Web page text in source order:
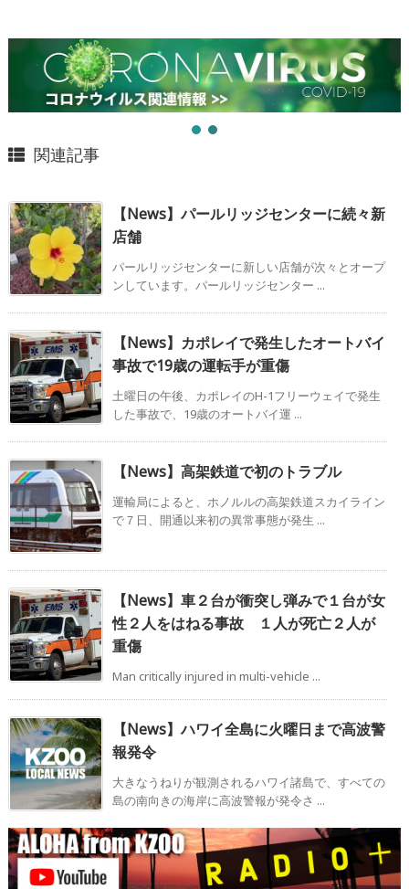
関連記事
【News】パールリッジセンターに続々新
店舗
パールリッジセンターに新しい店舗が次々とオープ
ンしています。パールリッジセンター ...
【News】カポレイで発生したオートバイ
事故で19歳の運転手が重傷
土曜日の午後、カポレイのH-1フリーウェイで発生
した事故で、19歳のオートバイ運 ...
【News】高架鉄道で初のトラブル
運輸局によると、ホノルルの高架鉄道スカイライン
で７日、開通以来初の異常事態が発生 ...
【News】車２台が衝突し弾みで１台が女
性２人をはねる事故 １人が死亡２人が
重傷
Man critically injured in multi-vehicle ...
【News】ハワイ全島に火曜日まで高波警
報発令
大きなうねりが観測されるハワイ諸島で、すべての
島の南向きの海岸に高波警報が発令さ ...